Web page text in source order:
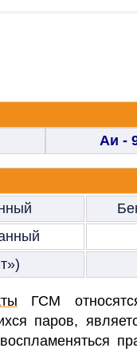
Аи -
ГСМ
паров,